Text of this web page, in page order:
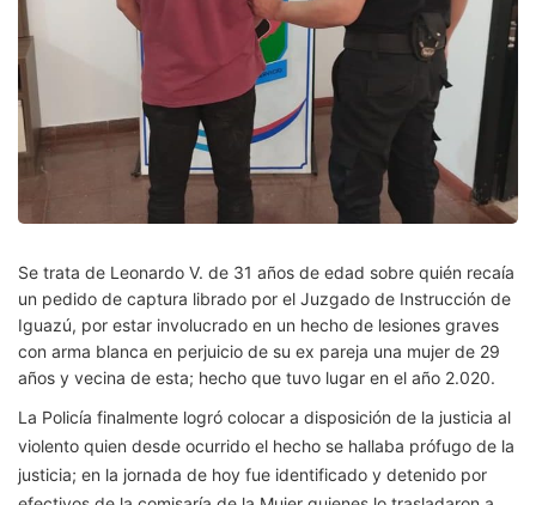
Se trata de Leonardo V. de 31 años de edad sobre quién recaía
un pedido de captura librado por el Juzgado de Instrucción de
Iguazú, por estar involucrado en un hecho de lesiones graves
con arma blanca en perjuicio de su ex pareja una mujer de 29
años y vecina de esta; hecho que tuvo lugar en el año 2.020.
La Policía finalmente logró colocar a disposición de la justicia al
violento quien desde ocurrido el hecho se hallaba prófugo de la
justicia; en la jornada de hoy fue identificado y detenido por